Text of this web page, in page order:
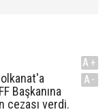
Başkanına
cezası verdi.
A+
A-